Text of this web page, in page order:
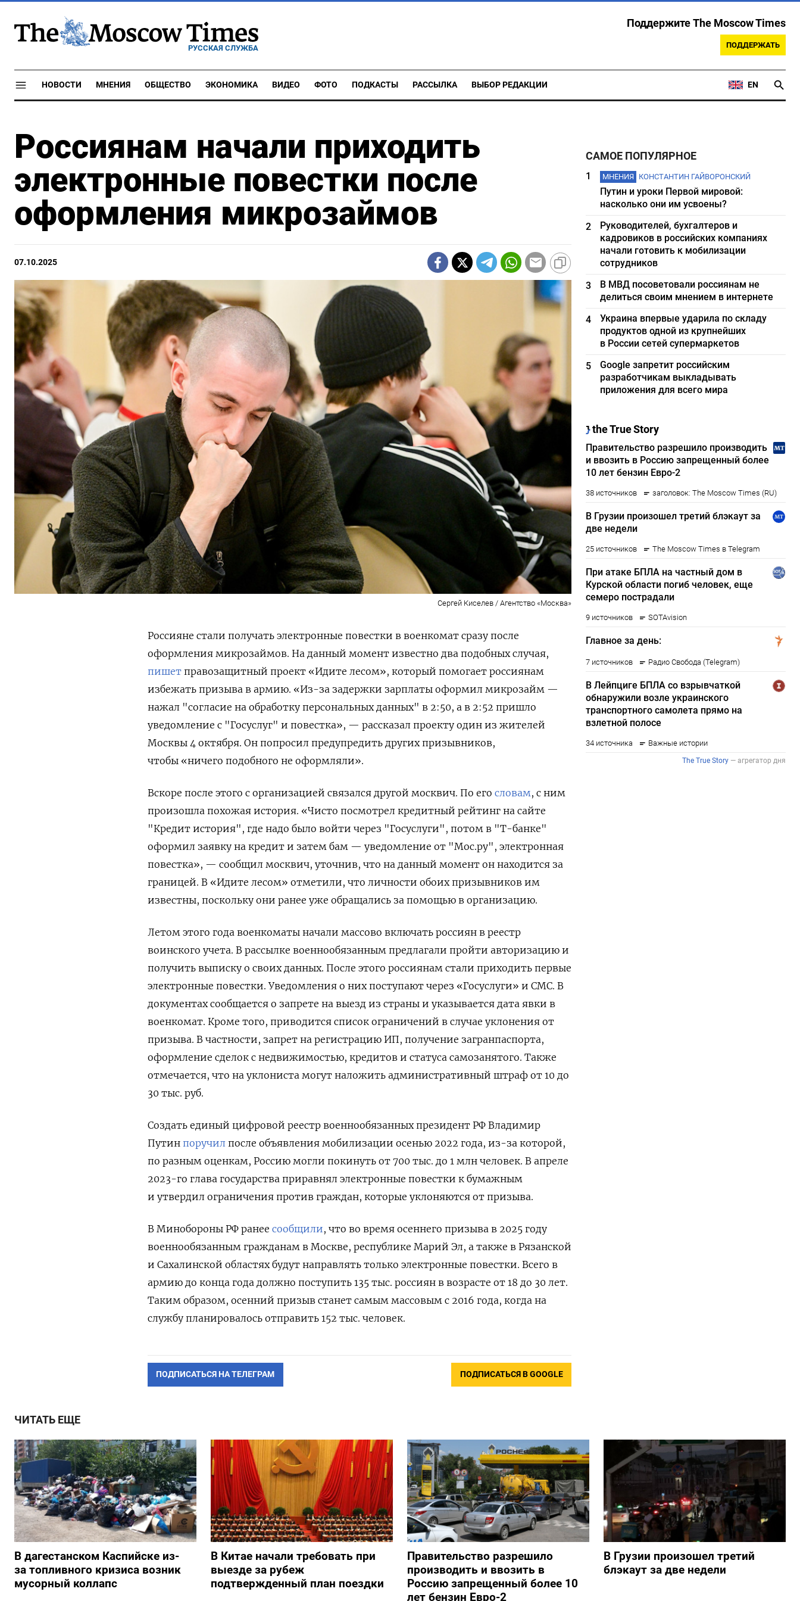
РУССКАЯ СЛУЖБА
Поддержите The Moscow Times
ПОДДЕРЖАТЬ
НОВОСТИ МНЕНИЯ ОБЩЕСТВО ЭКОНОМИКА ВИДЕО ФОТО ПОДКАСТЫ РАССЫЛКА ВЫБОР РЕДАКЦИИ EN
Россиянам начали приходить
электронные повестки после
оформления микрозаймов
07.10.2025
Сергей Киселев / Агентство «Москва»
Россияне стали получать электронные повестки в военкомат сразу после
оформления микрозаймов. На данный момент известно два подобных случая,
пишет правозащитный проект «Идите лесом», который помогает россиянам
избежать призыва в армию. «Из-за задержки зарплаты оформил микрозайм —
нажал "согласие на обработку персональных данных" в 2:50, а в 2:52 пришло
уведомление с "Госуслуг" и повестка», — рассказал проекту один из жителей
Москвы 4 октября. Он попросил предупредить других призывников,
чтобы «ничего подобного не оформляли».
Вскоре после этого с организацией связался другой москвич. По его словам, с ним
произошла похожая история. «Чисто посмотрел кредитный рейтинг на сайте
"Кредит история", где надо было войти через "Госуслуги", потом в "Т-банке"
оформил заявку на кредит и затем бам — уведомление от "Мос.ру", электронная
повестка», — сообщил москвич, уточнив, что на данный момент он находится за
границей. В «Идите лесом» отметили, что личности обоих призывников им
известны, поскольку они ранее уже обращались за помощью в организацию.
Летом этого года военкоматы начали массово включать россиян в реестр
воинского учета. В рассылке военнообязанным предлагали пройти авторизацию и
получить выписку о своих данных. После этого россиянам стали приходить первые
электронные повестки. Уведомления о них поступают через «Госуслуги» и СМС. В
документах сообщается о запрете на выезд из страны и указывается дата явки в
военкомат. Кроме того, приводится список ограничений в случае уклонения от
призыва. В частности, запрет на регистрацию ИП, получение загранпаспорта,
оформление сделок с недвижимостью, кредитов и статуса самозанятого. Также
отмечается, что на уклониста могут наложить административный штраф от 10 до
30 тыс. руб.
Создать единый цифровой реестр военнообязанных президент РФ Владимир
Путин поручил после объявления мобилизации осенью 2022 года, из-за которой,
по разным оценкам, Россию могли покинуть от 700 тыс. до 1 млн человек. В апреле
2023-го глава государства приравнял электронные повестки к бумажным
и утвердил ограничения против граждан, которые уклоняются от призыва.
В Минобороны РФ ранее сообщили, что во время осеннего призыва в 2025 году
военнообязанным гражданам в Москве, республике Марий Эл, а также в Рязанской
и Сахалинской областях будут направлять только электронные повестки. Всего в
армию до конца года должно поступить 135 тыс. россиян в возрасте от 18 до 30 лет.
Таким образом, осенний призыв станет самым массовым с 2016 года, когда на
службу планировалось отправить 152 тыс. человек.
ПОДПИСАТЬСЯ НА ТЕЛЕГРАМ ПОДПИСАТЬСЯ В GOOGLE
САМОЕ ПОПУЛЯРНОЕ
1 МНЕНИЯ КОНСТАНТИН ГАЙВОРОНСКИЙ
Путин и уроки Первой мировой:
насколько они им усвоены?
2
Руководителей, бухгалтеров и
кадровиков в российских компаниях
начали готовить к мобилизации
сотрудников
3
В МВД посоветовали россиянам не
делиться своим мнением в интернете
4
Украина впервые ударила по складу
продуктов одной из крупнейших
в России сетей супермаркетов
5
Google запретит российским
разработчикам выкладывать
приложения для всего мира
ЧИТАТЬ ЕЩЕ
В дагестанском Каспийске из-
за топливного кризиса возник
мусорный коллапс
В Китае начали требовать при
выезде за рубеж
подтвержденный план поездки
Правительство разрешило
производить и ввозить в
Россию запрещенный более 10
лет бензин Евро-2
В Грузии произошел третий
блэкаут за две недели